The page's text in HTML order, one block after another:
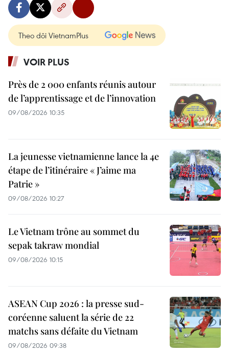
Theo dõi VietnamPlus
VOIR PLUS
Près de 2 000 enfants réunis autour
de l’apprentissage et de l’innovation
09/08/2026 10:35
La jeunesse vietnamienne lance la 4e
étape de l’itinéraire « J’aime ma
Patrie »
09/08/2026 10:27
Le Vietnam trône au sommet du
sepak takraw mondial
09/08/2026 10:15
ASEAN Cup 2026 : la presse sud-
coréenne saluent la série de 22
matchs sans défaite du Vietnam
09/08/2026 09:38